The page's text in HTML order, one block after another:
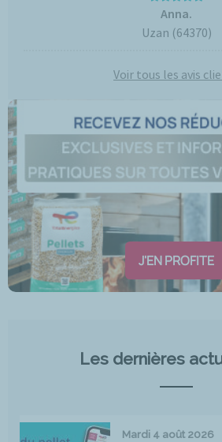
Anna.
Uzan (64370)
Voir tous les avis
J'EN PROFITE
Les dernières
Mardi 4 août 2026